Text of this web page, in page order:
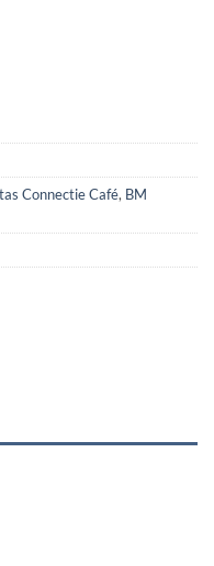
(Dinsdag 8 september 2026,
Connectie Café, BM